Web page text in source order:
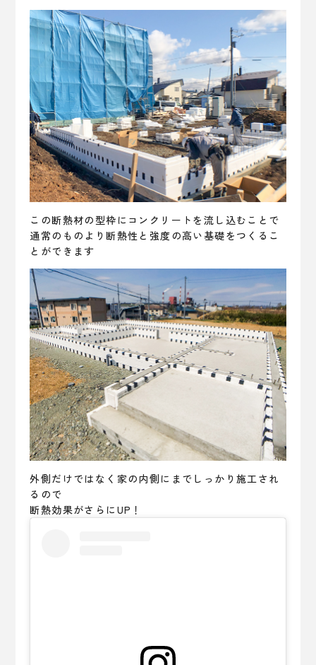
この断熱材の型枠にコンクリートを流し込むことで
通常のものより断熱性と強度の高い基礎をつくるこ
とができます
外側だけではなく家の内側にまでしっかり施工され
るので
断熱効果がさらにUP！